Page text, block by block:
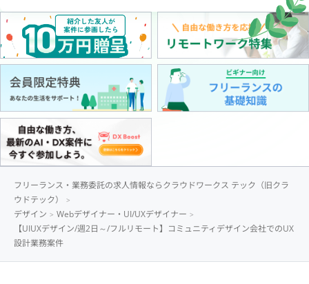
フリーランス・業務委託の求人情報ならクラウドワークス テック（旧クラ
ウドテック）
デザイン
Webデザイナー・UI/UXデザイナー
【UIUXデザイン/週2日～/フルリモート】コミュニティデザイン会社でのUX
設計業務案件